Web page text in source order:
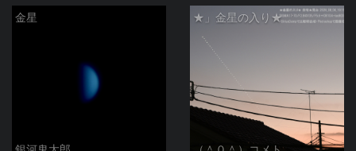
金星 ★」金星の入り★